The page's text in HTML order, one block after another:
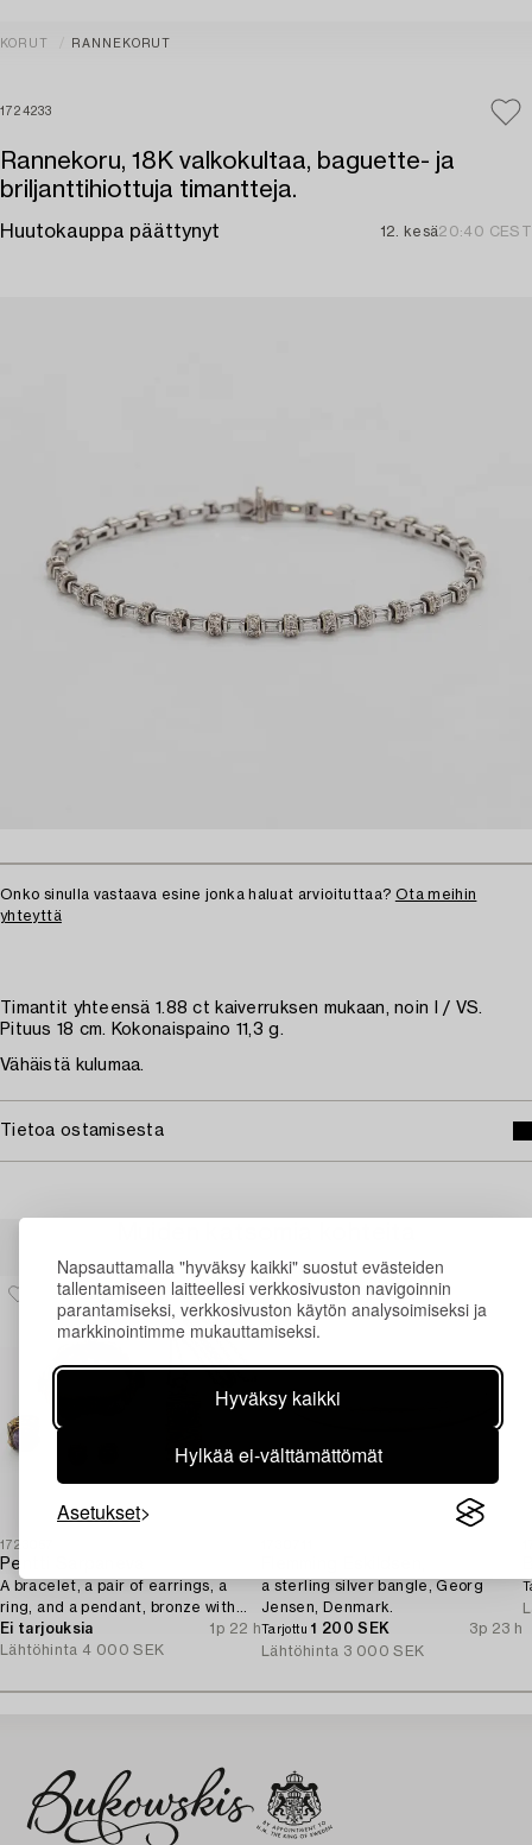
Napsauttamalla "hyväksy kaikki" suostut evästeiden
tallentamiseen laitteellesi verkkosivuston navigoinnin
parantamiseksi, verkkosivuston käytön analysoimiseksi ja
markkinointimme mukauttamiseksi.
Hyväksy kaikki
Hylkää ei-välttämättömät
Asetukset
KORUT RANNEKORUT
1724233
Rannekoru, 18K valkokultaa, baguette- ja
briljanttihiottuja timantteja.
Huutokauppa päättynyt 12. kesä20:40 CEST
Onko sinulla vastaava esine jonka haluat arvioituttaa? Ota meihin
yhteyttä
Timantit yhteensä 1.88 ct kaiverruksen mukaan, noin I / VS.
Pituus 18 cm. Kokonaispaino 11,3 g.
Vähäistä kulumaa.
Tietoa ostamisesta
1723057
Pentti Sarpaneva
A bracelet, a pair of earrings, a
ring, and a pendant, bronze with
amethyst, Finland 1960s.
Ei tarjouksia
1p 22 h
Lähtöhinta 4 000 SEK
a sterling silver bangle, Georg
Jensen, Denmark.
Tarjottu1 200 SEK
3p 23 h
Lähtöhinta 3 000 SEK